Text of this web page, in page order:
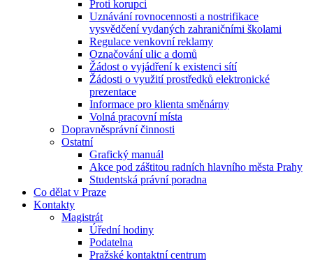
Proti korupci
Uznávání rovnocennosti a nostrifikace
vysvědčení vydaných zahraničními školami
Regulace venkovní reklamy
Označování ulic a domů
Žádost o vyjádření k existenci sítí
Žádosti o využití prostředků elektronické
prezentace
Informace pro klienta směnárny
Volná pracovní místa
Dopravněsprávní činnosti
Ostatní
Grafický manuál
Akce pod záštitou radních hlavního města Prahy
Studentská právní poradna
Co dělat v Praze
Kontakty
Magistrát
Úřední hodiny
Podatelna
Pražské kontaktní centrum